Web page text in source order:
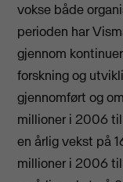
vokse både
perioden har
gjennom
forskning og
gjennomført og
millioner i 2006
en årlig vekst på
millioner i 2006 til